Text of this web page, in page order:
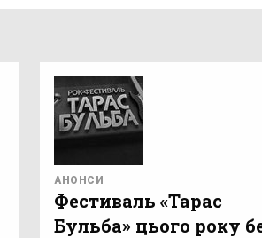
АНОНСИ
Фестиваль «Тарас
Бульба» цього року